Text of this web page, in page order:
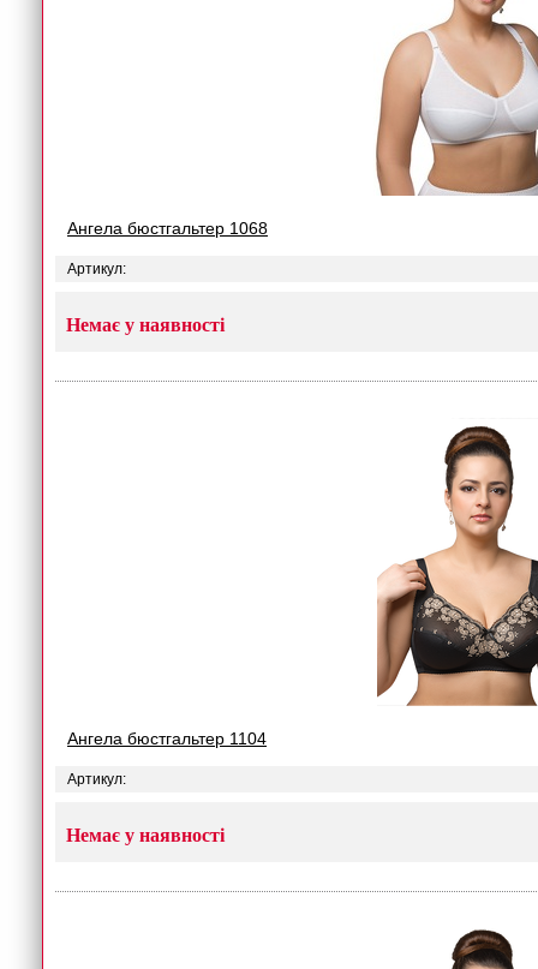
Ангела бюстгальтер 1068
Артикул:
Немає у наявності
Ангела бюстгальтер 1104
Артикул:
Немає у наявності